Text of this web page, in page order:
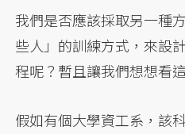
我們是否應該採取另一種
些人」的訓練方式，來設
程呢？暫且讓我們想想看
假如有個大學資工系，該